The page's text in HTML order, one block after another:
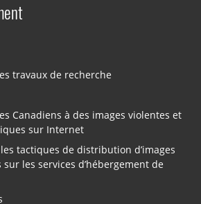
travaux de recherche
Canadiens à des images violentes et
sur Internet
tactiques de distribution d’images
sur les services d’hébergement de